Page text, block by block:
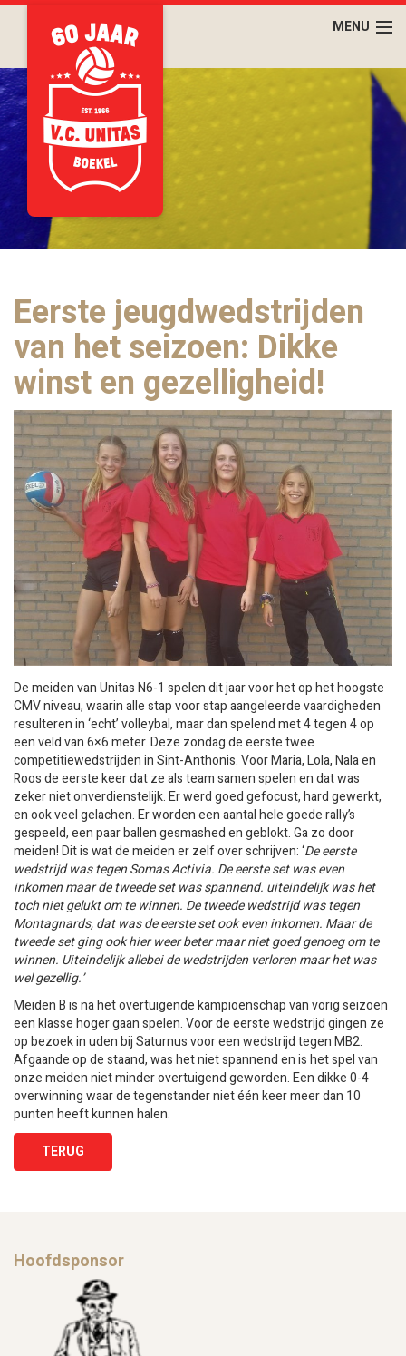
Eerste jeugdwedstrijden
van het seizoen: Dikke
winst en gezelligheid!
De meiden van Unitas N6-1 spelen dit jaar voor het op het hoogste
CMV niveau, waarin alle stap voor stap aangeleerde vaardigheden
resulteren in ‘echt’ volleybal, maar dan spelend met 4 tegen 4 op
een veld van 6×6 meter. Deze zondag de eerste twee
competitiewedstrijden in Sint-Anthonis. Voor Maria, Lola, Nala en
Roos de eerste keer dat ze als team samen spelen en dat was
zeker niet onverdienstelijk. Er werd goed gefocust, hard gewerkt,
en ook veel gelachen. Er worden een aantal hele goede rally’s
gespeeld, een paar ballen gesmashed en geblokt. Ga zo door
meiden! Dit is wat de meiden er zelf over schrijven: ‘De eerste
wedstrijd was tegen Somas Activia. De eerste set was even
inkomen maar de tweede set was spannend. uiteindelijk was het
toch niet gelukt om te winnen. De tweede wedstrijd was tegen
Montagnards, dat was de eerste set ook even inkomen. Maar de
tweede set ging ook hier weer beter maar niet goed genoeg om te
winnen. Uiteindelijk allebei de wedstrijden verloren maar het was
wel gezellig.’
Meiden B is na het overtuigende kampioenschap van vorig seizoen
een klasse hoger gaan spelen. Voor de eerste wedstrijd gingen ze
op bezoek in uden bij Saturnus voor een wedstrijd tegen MB2.
Afgaande op de staand, was het niet spannend en is het spel van
onze meiden niet minder overtuigend geworden. Een dikke 0-4
overwinning waar de tegenstander niet één keer meer dan 10
punten heeft kunnen halen.
TERUG
Hoofdsponsor